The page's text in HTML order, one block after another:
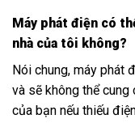
Máy phát điện có
nhà của tôi không?
Nói chung, máy phát
và sẽ không thể
của bạn nếu thiếu